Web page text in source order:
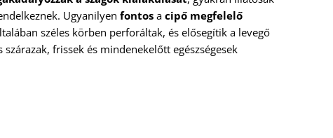
Ugyanilyen fontos a cipő megfelelő
széles körben perforáltak, és elősegítik a levegő
frissek és mindenekelőtt egészségesek